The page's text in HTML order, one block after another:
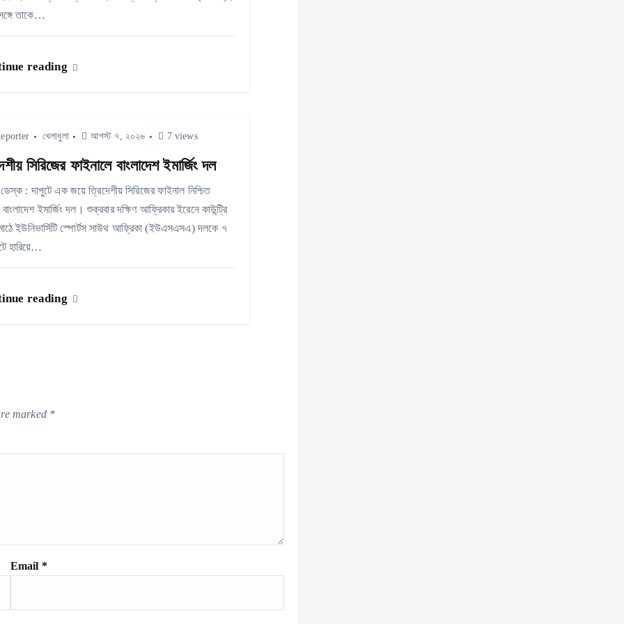
তাকে…
reading
খেলাধুলা আগস্ট ৭, ২০২৬ 7 views
সিরিজের ফাইনালে বাংলাদেশ ইমার্জিং দল
: দাপুটে এক জয়ে ত্রিদেশীয় সিরিজের ফাইনাল নিশ্চিত
ইমার্জিং দল। শুক্রবার দক্ষিণ আফ্রিকার ইরেনে কাউন্ট্রি
ইউনিভার্সিটি স্পোর্টস সাউথ আফ্রিকা (ইউএসএসএ) দলকে ৭
হারিয়ে…
reading
marked *
Email *